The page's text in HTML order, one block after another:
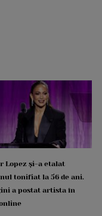
Lopez și-a etalat
tonifiat la 56 de ani.
a postat artista în